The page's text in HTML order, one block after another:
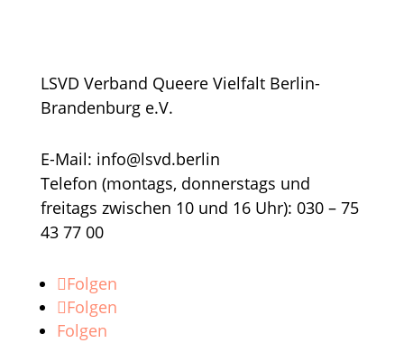
LSVD Verband Queere Vielfalt Berlin-
Brandenburg e.V.
E-Mail: info@lsvd.berlin
Telefon (montags, donnerstags und
freitags zwischen 10 und 16 Uhr): 030 – 75
43 77 00
Folgen
Folgen
Folgen